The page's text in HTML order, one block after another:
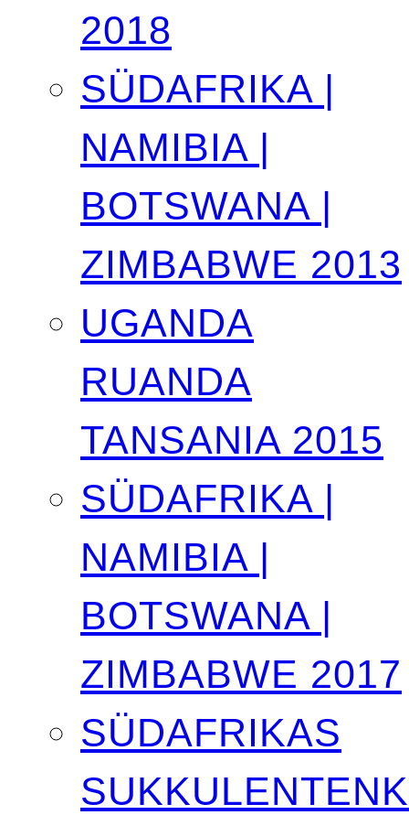
2018
SÜDAFRIKA |
NAMIBIA |
BOTSWANA |
ZIMBABWE 2013
UGANDA
RUANDA
TANSANIA 2015
SÜDAFRIKA |
NAMIBIA |
BOTSWANA |
ZIMBABWE 2017
SÜDAFRIKAS